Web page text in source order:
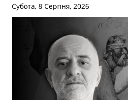
Субота, 8 Серпня, 2026